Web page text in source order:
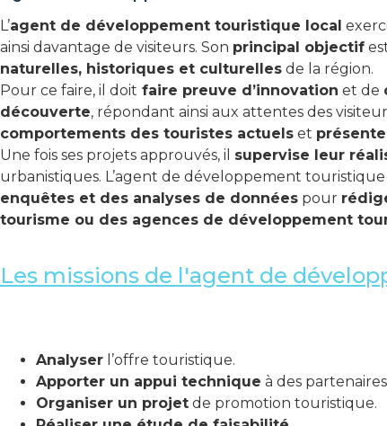
L’agent de développement touristique local
ainsi davantage de visiteurs. Son principal objectif
naturelles, historiques et culturelles de la région.
Pour ce faire, il doit faire preuve d’innovation et de
découverte, répondant ainsi aux attentes des
comportements des touristes actuels et
Une fois ses projets approuvés, il supervise leur
urbanistiques. L’agent de développement touristique
enquêtes et des analyses de données pour
tourisme ou des agences de développement
Les missions de l'agent de
Analyser l’offre touristique.
Apporter un appui technique à des
Organiser un projet de promotion touristique.